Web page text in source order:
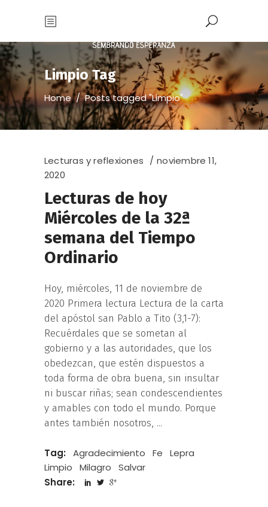
Limpio Tag
Home/Posts tagged "Limpio"
Lecturas y reflexiones
noviembre 11,
2020
Lecturas de hoy
Miércoles de la 32ª
semana del Tiempo
Ordinario
Hoy, miércoles, 11 de noviembre de
2020 Primera lectura Lectura de la carta
del apóstol san Pablo a Tito (3,1-7):
Recuérdales que se sometan al
gobierno y a las autoridades, que los
obedezcan, que estén dispuestos a
toda forma de obra buena, sin insultar
ni buscar riñas; sean condescendientes
y amables con todo el mundo. Porque
antes también nosotros,
Tag: Agradecimiento Fe
Lepra
Limpio
Milagro
Salvar
Share: